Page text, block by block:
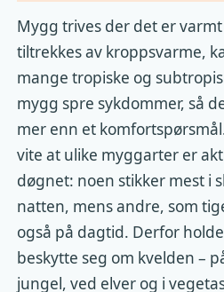
Mygg trives der det er
tiltrekkes av kroppsvarme,
mange tropiske og
mygg spre sykdommer, så
mer enn et
vite at ulike myggarter er
døgnet: noen stikker mest i
natten, mens andre, som
også på dagtid. Derfor
beskytte seg om kvelden –
jungel, ved elver og i